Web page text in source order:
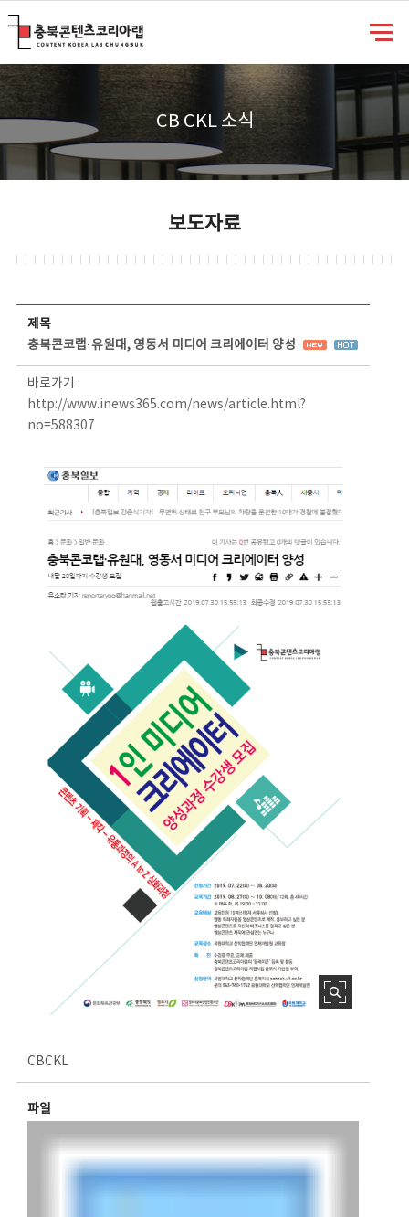
CB CKL 소식
보도자료
제목
충북콘코랩·유원대, 영동서 미디어 크리에이터 양성
바로가기 :
http://www.inews365.com/news/article.html?
no=588307
CBCKL
파일